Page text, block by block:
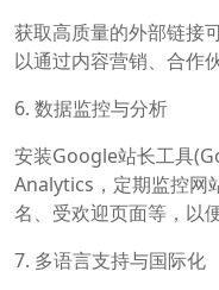
获取高质量的外部链接
以通过内容营销、合作
6. 数据监控与分析
安装Google站长工具
Analytics，定期监控网
名、受欢迎页面等，以
7. 多语言支持与国际化